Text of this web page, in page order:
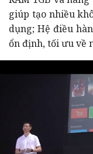
giúp tạo nhiều
dụng; Hệ điều
ổn định, tối ưu về